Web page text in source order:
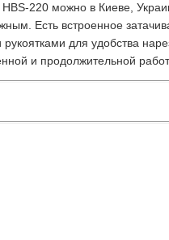
220 можно в Киеве,
Есть встроенное
для удобства
и продолжительной